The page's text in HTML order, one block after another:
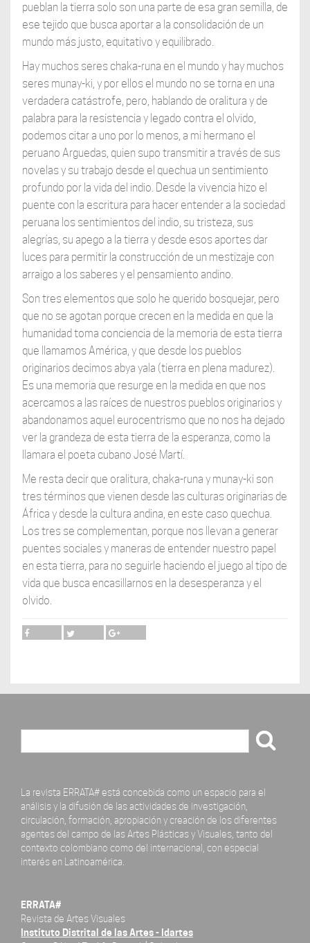
pueblan la tierra solo son una parte de esa gran semilla, de
ese tejido que busca aportar a la consolidación de un
mundo más justo, equitativo y equilibrado.
Hay muchos seres chaka-runa en el mundo y hay muchos
seres munay-ki, y por ellos el mundo no se torna en una
verdadera catástrofe, pero, hablando de oralitura y de
palabra para la resistencia y legado contra el olvido,
podemos citar a uno por lo menos, a mi hermano el
peruano Arguedas, quien supo transmitir a través de sus
novelas y su trabajo desde el quechua un sentimiento
profundo por la vida del indio. Desde la vivencia hizo el
puente con la escritura para hacer entender a la sociedad
peruana los sentimientos del indio, su tristeza, sus
alegrías, su apego a la tierra y desde esos aportes dar
luces para permitir la construcción de un mestizaje con
arraigo a los saberes y el pensamiento andino.
Son tres elementos que solo he querido bosquejar, pero
que no se agotan porque crecen en la medida en que la
humanidad toma conciencia de la memoria de esta tierra
que llamamos América, y que desde los pueblos
originarios decimos abya yala (tierra en plena madurez).
Es una memoria que resurge en la medida en que nos
acercamos a las raíces de nuestros pueblos originarios y
abandonamos aquel eurocentrismo que no nos ha dejado
ver la grandeza de esta tierra de la esperanza, como la
llamara el poeta cubano José Martí.
Me resta decir que oralitura, chaka-runa y munay-ki son
tres términos que vienen desde las culturas originarias de
África y desde la cultura andina, en este caso quechua.
Los tres se complementan, porque nos llevan a generar
puentes sociales y maneras de entender nuestro papel
en esta tierra, para no seguirle haciendo el juego al tipo de
vida que busca encasillarnos en la desesperanza y el
olvido.
La revista ERRATA# está concebida como un espacio para el
análisis y la difusión de las actividades de investigación,
circulación, formación, apropiación y creación de los diferentes
agentes del campo de las Artes Plásticas y Visuales, tanto del
contexto colombiano como del internacional, con especial
interés en Latinoamérica.
ERRATA#
Revista de Artes Visuales
Instituto Distrital de las Artes - Idartes